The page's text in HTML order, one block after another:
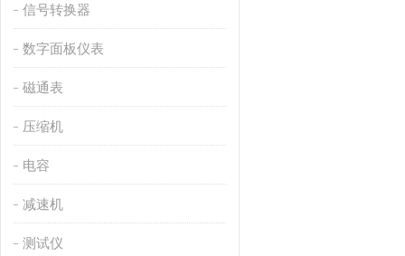
信号转换器
数字面板仪表
磁通表
压缩机
电容
减速机
测试仪